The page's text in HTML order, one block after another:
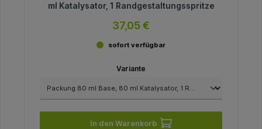
ml Katalysator, 1 Randgestaltungsspritze
37,05 €
sofort verfügbar
Variante
In den Warenkorb